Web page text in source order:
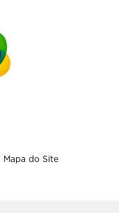
Mapa do Site